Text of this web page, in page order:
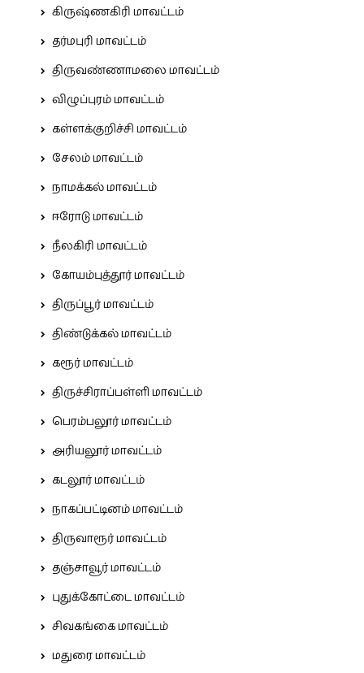
கிருஷ்ணகிரி மாவட்டம்
தர்மபுரி மாவட்டம்
திருவண்ணாமலை மாவட்டம்
விழுப்புரம் மாவட்டம்
கள்ளக்குறிச்சி மாவட்டம்
சேலம் மாவட்டம்
நாமக்கல் மாவட்டம்
ஈரோடு மாவட்டம்
நீலகிரி மாவட்டம்
கோயம்புத்தூர் மாவட்டம்
திருப்பூர் மாவட்டம்
திண்டுக்கல் மாவட்டம்
கரூர் மாவட்டம்
திருச்சிராப்பள்ளி மாவட்டம்
பெரம்பலூர் மாவட்டம்
அரியலூர் மாவட்டம்
கடலூர் மாவட்டம்
நாகப்பட்டினம் மாவட்டம்
திருவாரூர் மாவட்டம்
தஞ்சாவூர் மாவட்டம்
புதுக்கோட்டை மாவட்டம்
சிவகங்கை மாவட்டம்
மதுரை மாவட்டம்